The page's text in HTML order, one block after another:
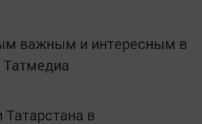
важным и интересным в
Татмедиа
Татарстана в